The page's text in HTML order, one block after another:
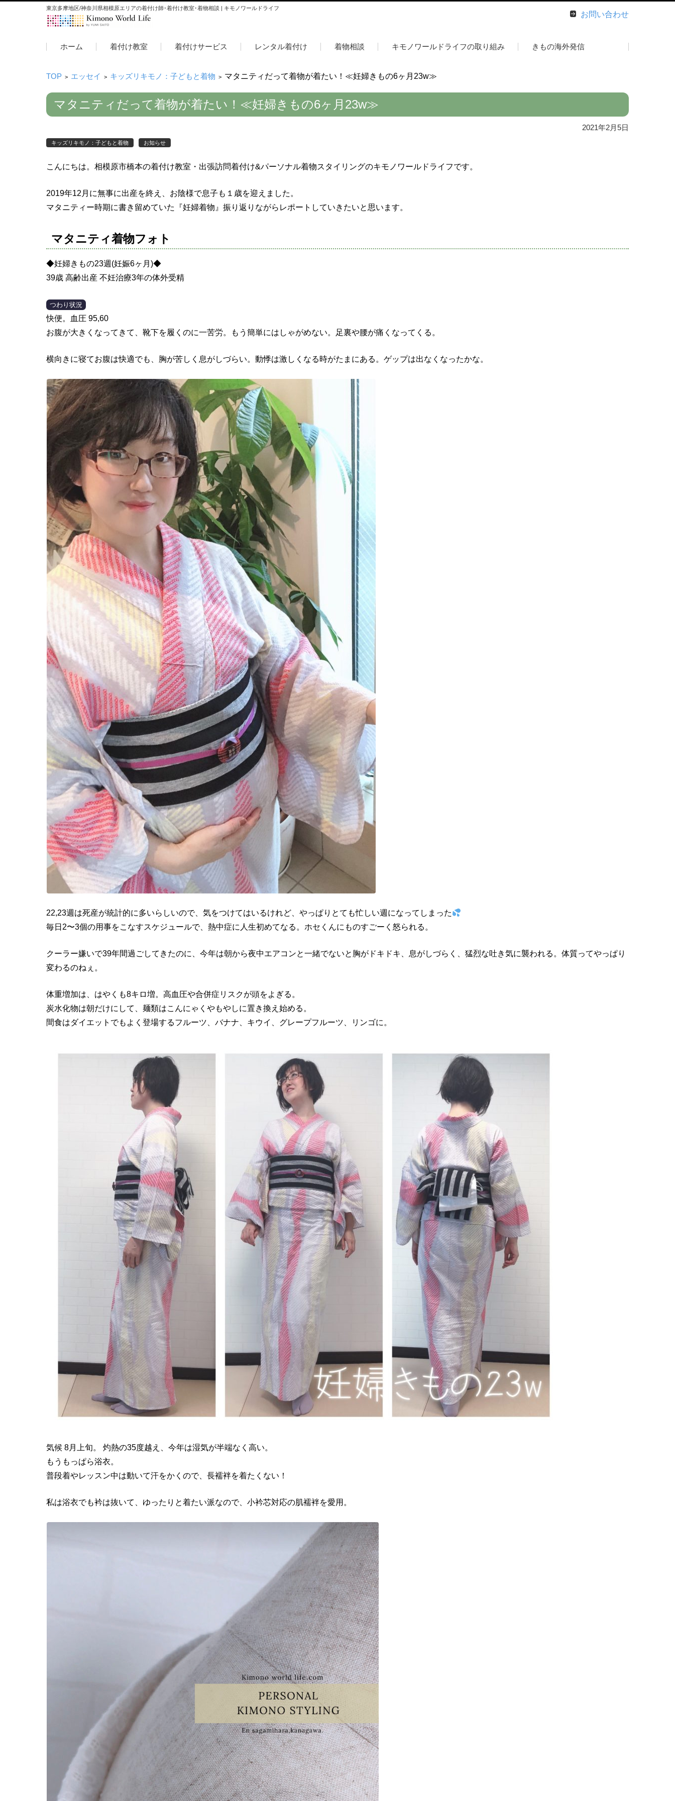
東京多摩地区/神奈川県相模原エリアの着付け師･着付け教室･着物相談 | キモノワールドライフ
お問い合わせ
ホーム
着付け教室 着付けサービス レンタル着付け 着物相談 キモノワールドライフの取り組み きもの海外発信
TOP > エッセイ > キッズリキモノ：子どもと着物 > マタニティだって着物が着たい！≪妊婦きもの6ヶ月23w≫
マタニティだって着物が着たい！≪妊婦きもの6ヶ月23w≫
2021年2月5日
キッズリキモノ：子どもと着物 お知らせ
こんにちは。相模原市橋本の着付け教室・出張訪問着付け&パーソナル着物スタイリングのキモノワールドライフです。
2019年12月に無事に出産を終え、お陰様で息子も１歳を迎えました。
マタニティー時期に書き留めていた『妊婦着物』振り返りながらレポートしていきたいと思います。
マタニティ着物フォト
◆妊婦きもの23週(妊娠6ヶ月)◆
39歳 高齢出産 不妊治療3年の体外受精
つわり状況
快便。血圧 95,60
お腹が大きくなってきて、靴下を履くのに一苦労。もう簡単にはしゃがめない。足裏や腰が痛くなってくる。
横向きに寝てお腹は快適でも、胸が苦しく息がしづらい。動悸は激しくなる時がたまにある。ゲップは出なくなったかな。
22,23週は死産が統計的に多いらしいので、気をつけてはいるけれど、やっぱりとても忙しい週になってしまった
毎日2〜3個の用事をこなすスケジュールで、熱中症に人生初めてなる。ホセくんにものすごーく怒られる。
クーラー嫌いで39年間過ごしてきたのに、今年は朝から夜中エアコンと一緒でないと胸がドキドキ、息がしづらく、猛烈な吐き気に襲われる。体質ってやっぱり
変わるのねぇ。
体重増加は、はやくも8キロ増。高血圧や合併症リスクが頭をよぎる。
炭水化物は朝だけにして、麺類はこんにゃくやもやしに置き換え始める。
間食はダイエットでもよく登場するフルーツ、バナナ、キウイ、グレープフルーツ、リンゴに。
気候 8月上旬。 灼熱の35度越え、今年は湿気が半端なく高い。
もうもっぱら浴衣。
普段着やレッスン中は動いて汗をかくので、長襦袢を着たくない！
私は浴衣でも衿は抜いて、ゆったりと着たい派なので、小衿芯対応の肌襦袢を愛用。